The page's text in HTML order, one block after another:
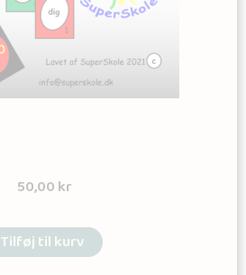
50,00kr
Tilføj til kurv